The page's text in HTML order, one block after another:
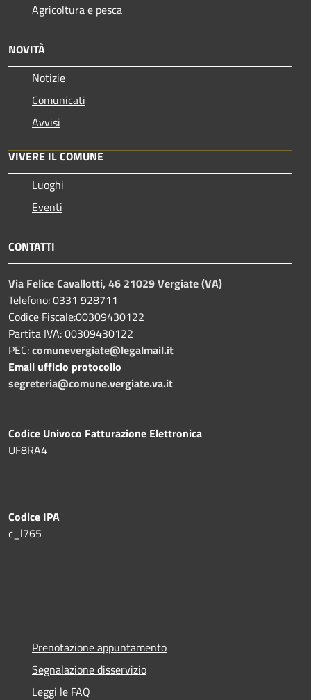
Agricoltura e pesca
NOVITÀ
Notizie
Comunicati
Avvisi
VIVERE IL COMUNE
Luoghi
Eventi
CONTATTI
Via Felice Cavallotti, 46 21029 Vergiate (VA)
Telefono: 0331 928711
Codice Fiscale:00309430122
Partita IVA: 00309430122
PEC:comunevergiate@legalmail.it
Email ufficio protocollo
segreteria@comune.vergiate.va.it
Codice Univoco Fatturazione Elettronica
UF8RA4
Codice IPA
c_l765
Prenotazione appuntamento
Segnalazione disservizio
Leggi le FAQ